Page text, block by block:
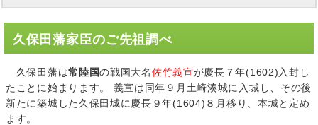
久保田藩家臣のご先祖調べ
久保田藩は常陸国の戦国大名佐竹義宣が慶長７年(1602)入封し
たことに始まります。 義宣は同年９月土崎湊城に入城し、その後
新たに築城した久保田城に慶長９年(1604)８月移り、本城と定め
ます。